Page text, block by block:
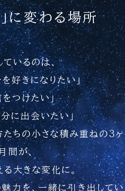
に変わる場所
ているのは、
を好きになりたい」
をつけたい」
に出会いたい」
たちの小さな積み重ねの3ヶ
間が、
大きな変化に。
力を、一緒に引き出してい